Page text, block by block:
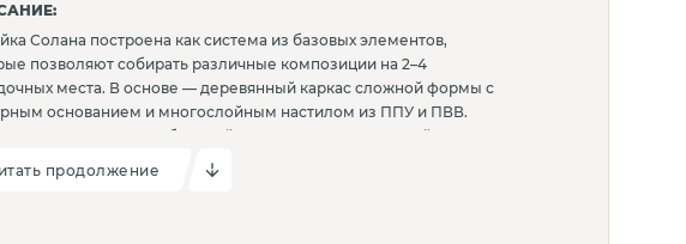
Солана построена как система из базовых элементов,
позволяют собирать различные композиции на 2–4
места. В основе — деревянный каркас сложной формы с
основанием и многослойным настилом из ППУ и ПВВ.
выполняется из мебельной ткани или искусственной кожи и
по каталогу. Спинка и сиденье соединяются между собой
зацепами, что упрощает сборку и обеспечивает точную
продолжение